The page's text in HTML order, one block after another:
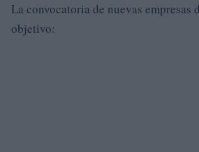
La convocatoria de nuevas empresas
objetivo: